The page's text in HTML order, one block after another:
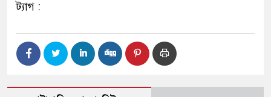
ট্যাগ :